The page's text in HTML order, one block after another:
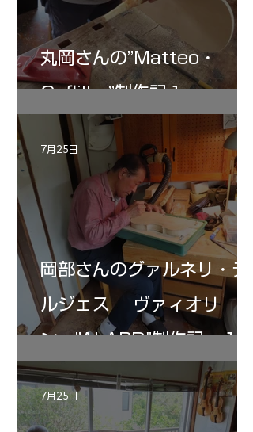
丸岡さんの”Matteo・
Gofliller”制作記１
岡部さんのグァルネリ・デ
ルジェス ヴァィオリ
ン ”ALARD"制作記 １2
7月25日
7月25日